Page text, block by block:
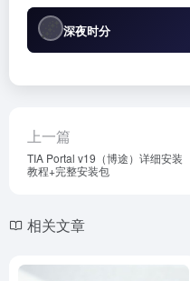
🌌深夜时分
上一篇
TIA Portal v19（博途）详细安装
教程+完整安装包
相关文章